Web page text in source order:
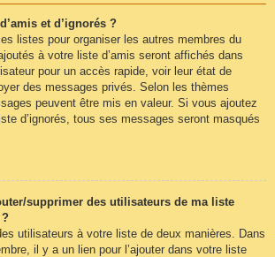
et d’ignorés ?
listes pour organiser les autres membres du
à votre liste d’amis seront affichés dans
pour un accès rapide, voir leur état de
des messages privés. Selon les thèmes
peuvent être mis en valeur. Si vous ajoutez
d’ignorés, tous ses messages seront masqués
supprimer des utilisateurs de ma liste
?
utilisateurs à votre liste de deux manières. Dans
il y a un lien pour l’ajouter dans votre liste